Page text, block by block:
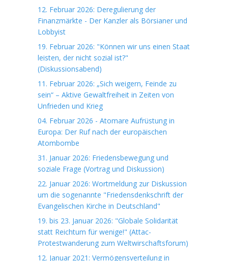
12. Februar 2026: Deregulierung der
Finanzmärkte - Der Kanzler als Börsianer und
Lobbyist
19. Februar 2026: "Können wir uns einen Staat
leisten, der nicht sozial ist?"
(Diskussionsabend)
11. Februar 2026: „Sich weigern, Feinde zu
sein“ – Aktive Gewaltfreiheit in Zeiten von
Unfrieden und Krieg
04. Februar 2026 - Atomare Aufrüstung in
Europa: Der Ruf nach der europäischen
Atombombe
31. Januar 2026: Friedensbewegung und
soziale Frage (Vortrag und Diskussion)
22. Januar 2026: Wortmeldung zur Diskussion
um die sogenannte "Friedensdenkschrift der
Evangelischen Kirche in Deutschland"
19. bis 23. Januar 2026: "Globale Solidarität
statt Reichtum für wenige!" (Attac-
Protestwanderung zum Weltwirschaftsforum)
12. Januar 2021: Vermögensverteilung in